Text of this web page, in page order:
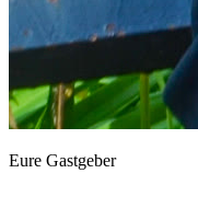
Eure Gastgeber